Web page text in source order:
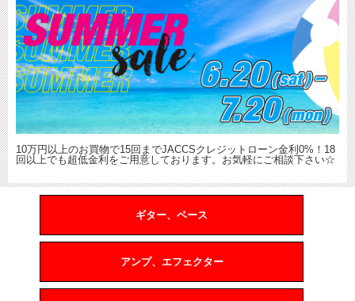
10万円以上のお買物で15回までJACCSクレジットローン金利0%！18
回以上でも超低金利をご用意しております。お気軽にご相談下さい☆
ギター、ベース
アンプ、エフェクター